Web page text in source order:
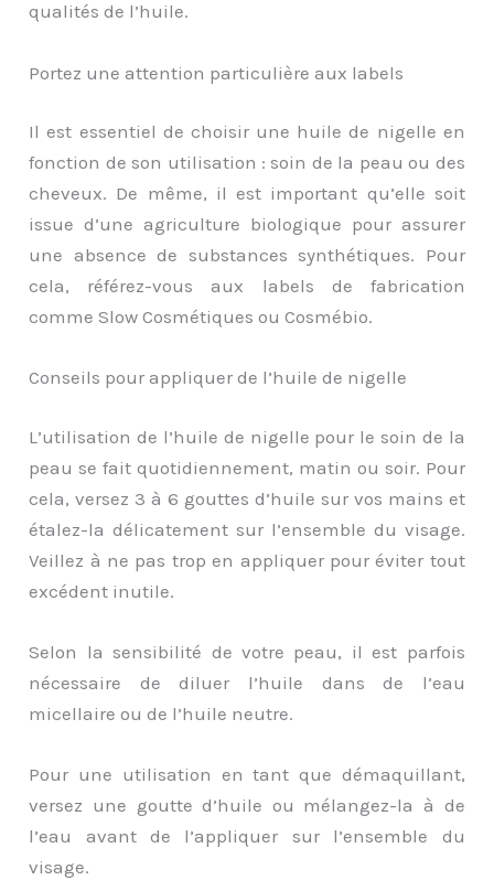
qualités de l’huile.
Portez une attention particulière aux labels
Il est essentiel de choisir une huile de nigelle en
fonction de son utilisation : soin de la peau ou des
cheveux. De même, il est important qu’elle soit
issue d’une agriculture biologique pour assurer
une absence de substances synthétiques. Pour
cela, référez-vous aux labels de fabrication
comme Slow Cosmétiques ou Cosmébio.
Conseils pour appliquer de l’huile de nigelle
L’utilisation de l’huile de nigelle pour le soin de la
peau se fait quotidiennement, matin ou soir. Pour
cela, versez 3 à 6 gouttes d’huile sur vos mains et
étalez-la délicatement sur l’ensemble du visage.
Veillez à ne pas trop en appliquer pour éviter tout
excédent inutile.
Selon la sensibilité de votre peau, il est parfois
nécessaire de diluer l’huile dans de l’eau
micellaire ou de l’huile neutre.
Pour une utilisation en tant que démaquillant,
versez une goutte d’huile ou mélangez-la à de
l’eau avant de l’appliquer sur l’ensemble du
visage.